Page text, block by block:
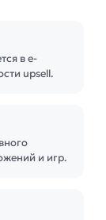
в e-
upsell.
и игр.